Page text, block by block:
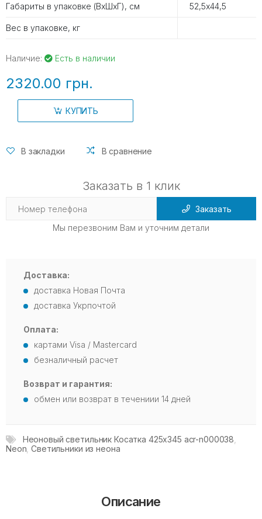
Габариты в упаковке (ВхШхГ), см 52,5х44,5
Вес в упаковке, кг
Наличие: Есть в наличии
2320.00 грн.
КУПИТЬ
В закладки В сравнение
Заказать в 1 клик
Заказать
Мы перезвоним Вам и уточним детали
Доставка:
доставка Новая Почта
доставка Укрпочтой
Оплата:
картами Visa / Mastercard
безналичный расчет
Возврат и гарантия:
обмен или возврат в течениии 14 дней
Неоновый светильник Косатка 425х345 acr-n000038,
Neon,Светильники из неона
Описание